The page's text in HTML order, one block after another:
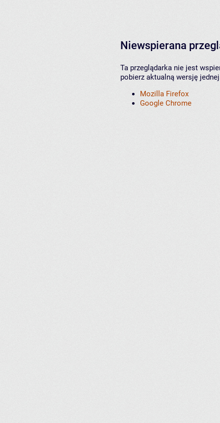
Niewspierana
Ta przeglądarka nie jest
pobierz aktualną wersję
Mozilla Firefox
Google Chrome